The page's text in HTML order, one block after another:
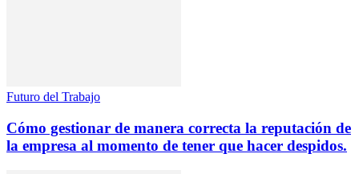
Futuro del Trabajo
Cómo gestionar de manera correcta la reputación de
la empresa al momento de tener que hacer despidos.